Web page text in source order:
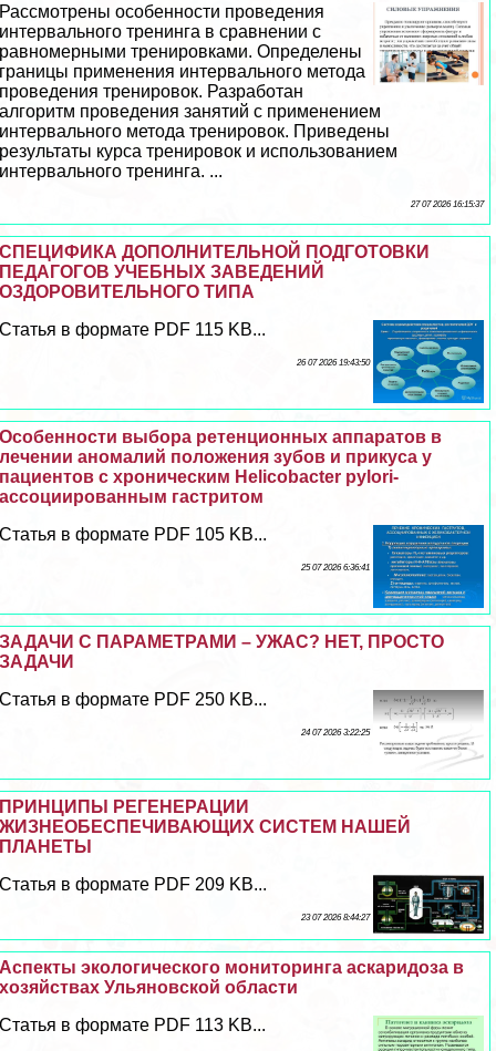
Рассмотрены особенности проведения
интервального тренинга в сравнении с
равномерными тренировками. Определены
границы применения интервального метода
проведения тренировок. Разработан
алгоритм проведения занятий с применением
интервального метода тренировок. Приведены
результаты курса тренировок и использованием
интервального тренинга. ...
27 07 2026 16:15:37
СПЕЦИФИКА ДОПОЛНИТЕЛЬНОЙ ПОДГОТОВКИ
ПЕДАГОГОВ УЧЕБНЫХ ЗАВЕДЕНИЙ
ОЗДОРОВИТЕЛЬНОГО ТИПА
Статья в формате PDF 115 KB...
26 07 2026 19:43:50
Особенности выбора ретенционных аппаратов в
лечении аномалий положения зубов и прикуса у
пациентов с хроническим Helicobacter pylori-
ассоциированным гастритом
Статья в формате PDF 105 KB...
25 07 2026 6:36:41
ЗАДАЧИ С ПАРАМЕТРАМИ – УЖАС? НЕТ, ПРОСТО
ЗАДАЧИ
Статья в формате PDF 250 KB...
24 07 2026 3:22:25
ПРИНЦИПЫ РЕГЕНЕРАЦИИ
ЖИЗНЕОБЕСПЕЧИВАЮЩИХ СИСТЕМ НАШЕЙ
ПЛАНЕТЫ
Статья в формате PDF 209 KB...
23 07 2026 8:44:27
Аспекты экологического мониторинга аскаридоза в
хозяйствах Ульяновской области
Статья в формате PDF 113 KB...